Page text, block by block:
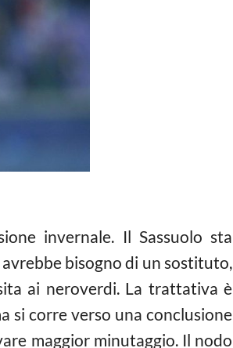
invernale. Il Sassuolo sta
bisogno di un sostituto,
ai neroverdi. La trattativa è
si corre verso una conclusione
maggior minutaggio. Il nodo